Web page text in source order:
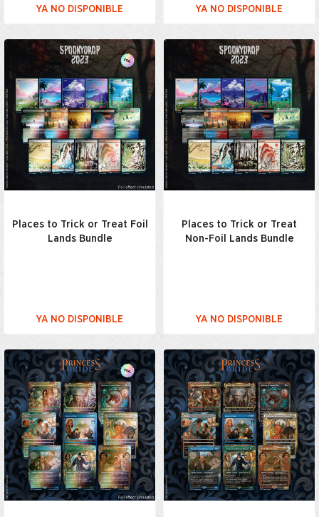
YA NO DISPONIBLE YA NO DISPONIBLE
Places to Trick or Treat Foil
Lands Bundle
YA NO DISPONIBLE
Places to Trick or Treat
Non-Foil Lands Bundle
YA NO DISPONIBLE